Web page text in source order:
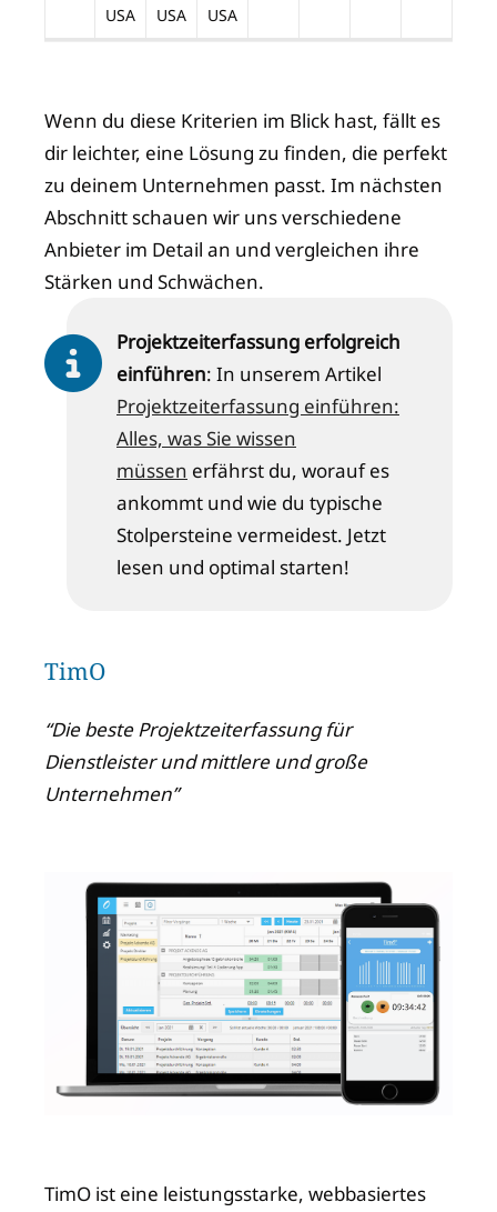
Wenn du diese Kriterien im Blick hast, fällt es
dir leichter, eine Lösung zu finden, die perfekt
zu deinem Unternehmen passt. Im nächsten
Abschnitt schauen wir uns verschiedene
Anbieter im Detail an und vergleichen ihre
Stärken und Schwächen.
Projektzeiterfassung erfolgreich
einführen: In unserem Artikel
Projektzeiterfassung einführen:
Alles, was Sie wissen
müssen erfährst du, worauf es
ankommt und wie du typische
Stolpersteine vermeidest. Jetzt
lesen und optimal starten!
TimO
“Die beste Projektzeiterfassung für
Dienstleister und mittlere und große
Unternehmen”
TimO ist eine leistungsstarke, webbasiertes